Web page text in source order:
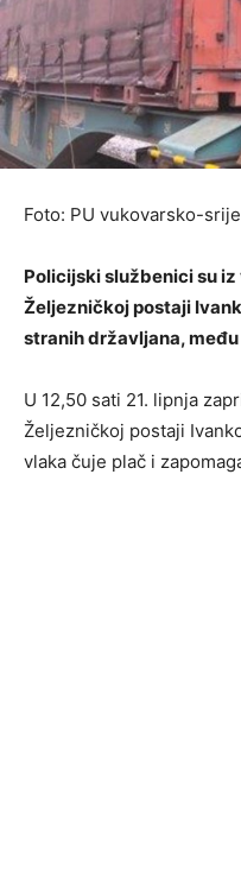
Foto: PU vukovarsko-
Policijski službenici su
Željezničkoj postaji
stranih državljana,
U 12,50 sati 21. lipnja
Željezničkoj postaji
vlaka čuje plač i